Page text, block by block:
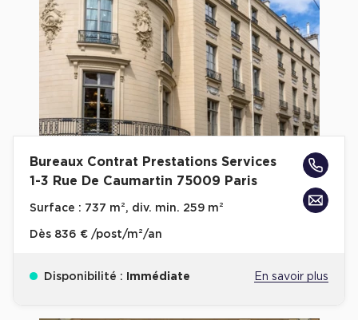
Bureaux Contrat Prestations Services
1-3 Rue De Caumartin 75009 Paris
Surface : 737 m², div. min. 259 m²
Dès 836 € /post/m²/an
Disponibilité : Immédiate En savoir plus